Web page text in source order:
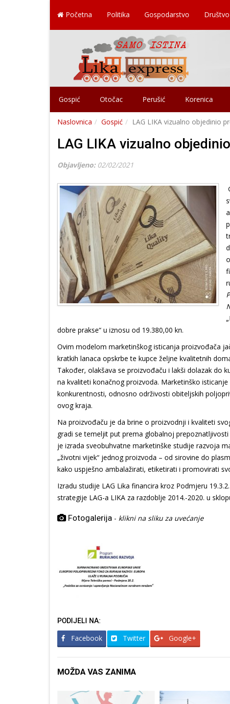
Početna Politika Gospodarstvo Društvo
Gospić Otočac Perušić Korenica
Naslovnica Gospić LAG LIKA vizualno objedinio
LAG LIKA vizualno
Objavljeno: 02/02/2021
dobre prakse“ u iznosu od 19.380,00 kn.
Ovim modelom marketinškog isticanja proizvođača
kratkih lanaca opskrbe te kupce željne kvalitetnih
Također, olakšava se proizvođaču i lakši dolazak do
na kvaliteti konačnog proizvoda. Marketinško
konkurentnosti, odnosno održivosti obiteljskih
ovog kraja.
Na proizvođaču je da brine o proizvodnji i kvaliteti
gradi se temeljit put prema globalnoj
je izrada sveobuhvatne marketinške studije razvoja
„životni vijek“ jednog proizvoda – od sirovine do
kako uspješno ambalažirati, etiketirati i promovirati
Izradu studije LAG Lika financira kroz Podmjeru
strategije LAG-a LIKA za razdoblje 2014.-2020. u
Fotogalerija - klikni na sliku za uvećanje
PODIJELI NA:
Facebook Twitter Google+
MOŽDA VAS ZANIMA